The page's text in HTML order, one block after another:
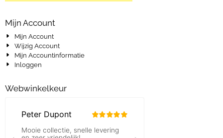
Mijn Account
Mijn Account
Wijzig Account
Mijn Accountinformatie
Inloggen
Webwinkelkeur